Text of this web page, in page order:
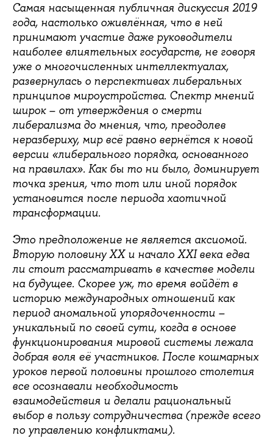
Самая насыщенная публичная дискуссия 2019
года, настолько оживлённая, что в ней
принимают участие даже руководители
наиболее влиятельных государств, не говоря
уже о многочисленных интеллектуалах,
развернулась о перспективах либеральных
принципов мироустройства. Спектр мнений
широк – от утверждения о смерти
либерализма до мнения, что, преодолев
неразбериху, мир всё равно вернётся к новой
версии «либерального порядка, основанного
на правилах». Как бы то ни было, доминирует
точка зрения, что тот или иной порядок
установится после периода хаотичной
трансформации.
Это предположение не является аксиомой.
Вторую половину ХХ и начало XXI века едва
ли стоит рассматривать в качестве модели
на будущее. Скорее уж, то время войдёт в
историю международных отношений как
период аномальной упорядоченности –
уникальный по своей сути, когда в основе
функционирования мировой системы лежала
добрая воля её участников. После кошмарных
уроков первой половины прошлого столетия
все осознавали необходимость
взаимодействия и делали рациональный
выбор в пользу сотрудничества (прежде всего
по управлению конфликтами).